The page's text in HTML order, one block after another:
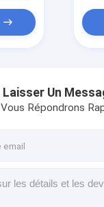
Laisser Un
Vous Répondrons